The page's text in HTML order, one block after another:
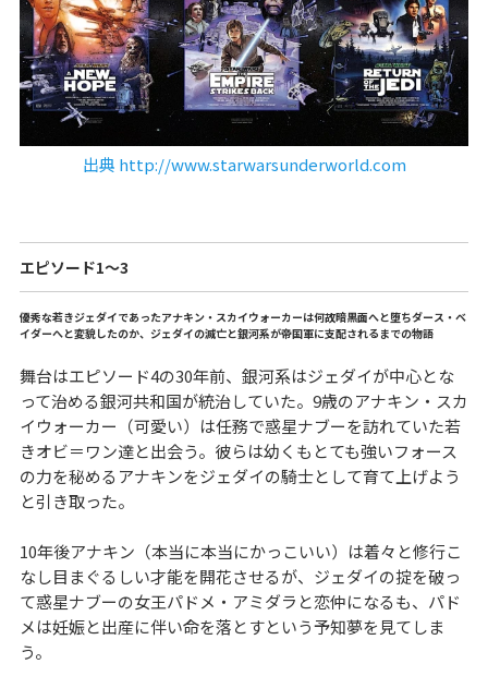
出典 http://www.starwarsunderworld.com
エピソード1〜3
優秀な若きジェダイであったアナキン・スカイウォーカーは何故暗黒面へと堕ちダース・ベ
イダーへと変貌したのか、ジェダイの滅亡と銀河系が帝国軍に支配されるまでの物語
舞台はエピソード4の30年前、銀河系はジェダイが中心とな
って治める銀河共和国が統治していた。9歳のアナキン・スカ
イウォーカー（可愛い）は任務で惑星ナブーを訪れていた若
きオビ＝ワン達と出会う。彼らは幼くもとても強いフォース
の力を秘めるアナキンをジェダイの騎士として育て上げよう
と引き取った。
10年後アナキン（本当に本当にかっこいい）は着々と修行こ
なし目まぐるしい才能を開花させるが、ジェダイの掟を破っ
て惑星ナブーの女王パドメ・アミダラと恋仲になるも、パド
メは妊娠と出産に伴い命を落とすという予知夢を見てしま
う。